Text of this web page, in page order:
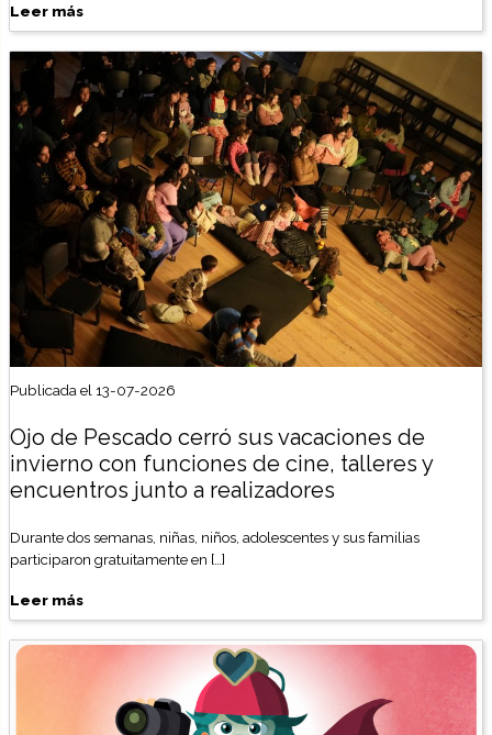
Leer más
Publicada el 13-07-2026
Ojo de Pescado cerró sus vacaciones de
invierno con funciones de cine, talleres y
encuentros junto a realizadores
Durante dos semanas, niñas, niños, adolescentes y sus familias
participaron gratuitamente en […]
Leer más